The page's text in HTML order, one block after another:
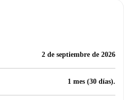
2 de septiembre de 2026
1 mes (30 días).